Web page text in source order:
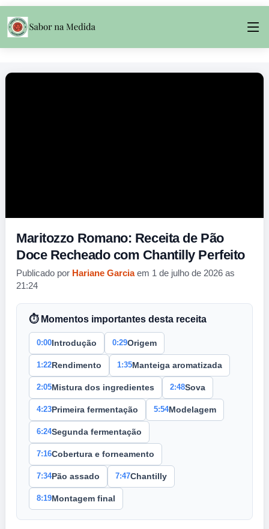
Maritozzo Romano: Receita de Pão
Doce Recheado com Chantilly Perfeito
Publicado por Hariane Garciaem 1 de julho de 2026 as
21:24
⏱ Momentos importantes desta receita
0:00 Introdução 0:29Origem
1:22 Rendimento 1:35Manteiga aromatizada
2:05Mistura dos ingredientes 2:48Sova
4:23 Primeira fermentação 5:54Modelagem
6:24Segunda fermentação
7:16Cobertura e forneamento
7:34Pão assado 7:47Chantilly
8:19Montagem final